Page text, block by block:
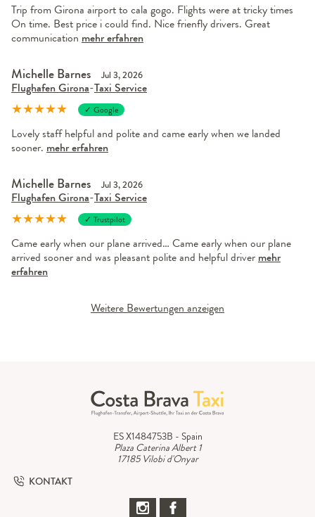
Trip from Girona airport to cala gogo. Flights were at tricky times
On time. Best price i could find. Nice frienfly drivers. Great
communication mehr erfahren
Michelle Barnes Jul 3, 2026
Flughafen Girona-Taxi Service
★★★★★ ✓ Google
Lovely staff helpful and polite and came early when we landed
sooner. mehr erfahren
Michelle Barnes Jul 3, 2026
Flughafen Girona-Taxi Service
★★★★★ ✓ Trustpilot
Came early when our plane arrived… Came early when our plane
arrived sooner and was pleasant polite and helpful driver mehr
erfahren
Weitere Bewertungen anzeigen
ES X1484753B - Spain
Plaza Caterina Albert 1
17185 Vilobi d'Onyar
KONTAKT